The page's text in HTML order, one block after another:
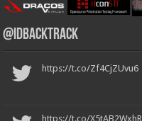
@IDBackTrack
https://t.co/Zf4CjZUvu6
https://t.co/X5tAB2WxhR